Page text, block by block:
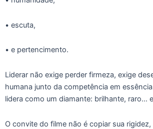
• escuta,
• e pertencimento.
Liderar não exige perder firmeza, exige
humana junto da competência em
lidera como um diamante: brilhante, raro…
O convite do filme não é copiar sua